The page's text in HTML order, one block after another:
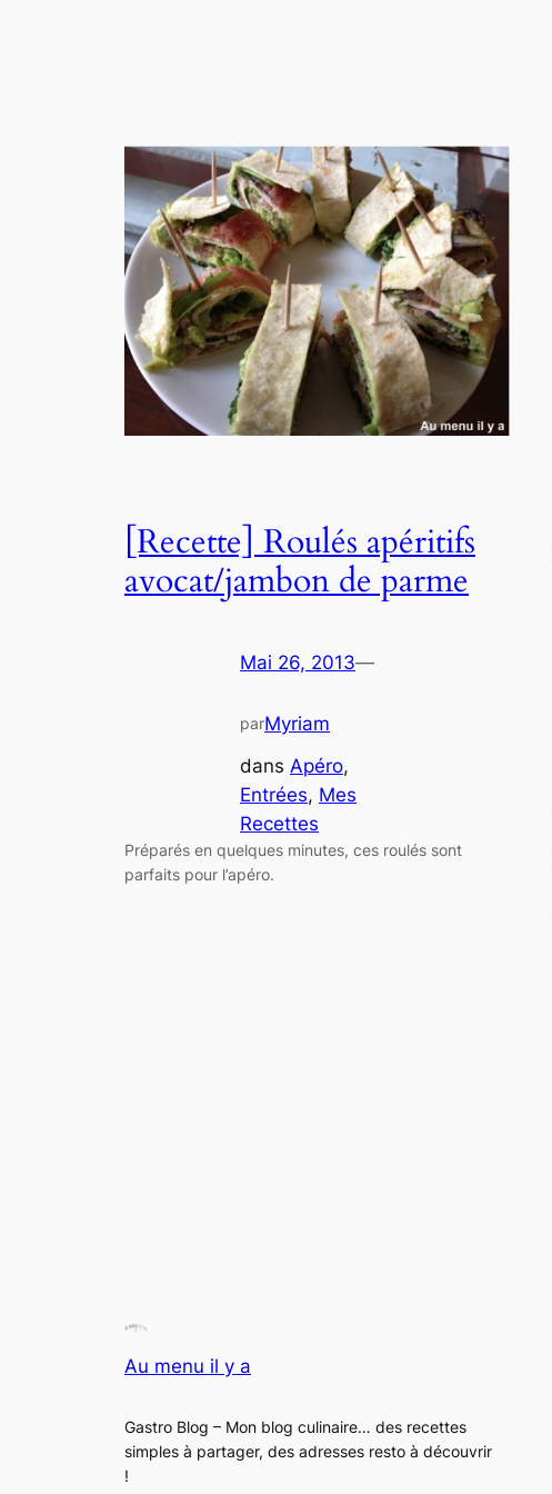
[Recette] Roulés apéritifs
avocat/jambon de parme
Mai 26, 2013—
parMyriam
dans Apéro
Entrées, Mes
Recettes
Préparés en quelques minutes, ces roulés sont
parfaits pour l’apéro.
Au menu il y a
Gastro Blog – Mon blog culinaire… des recettes
simples à partager, des adresses resto à découvrir
!